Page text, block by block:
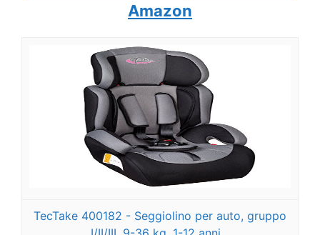
Amazon
TecTake 400182 - Seggiolino per auto, gruppo